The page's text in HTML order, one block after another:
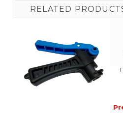
RELATED